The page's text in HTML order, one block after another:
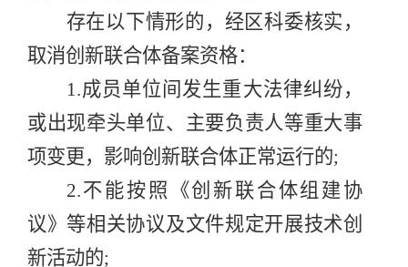
存在以下情形的，经区科委核实，
取消创新联合体备案资格：
1.成员单位间发生重大法律纠纷，
或出现牵头单位、主要负责人等重大事
项变更，影响创新联合体正常运行的;
2.不能按照《创新联合体组建协
议》等相关协议及文件规定开展技术创
新活动的;